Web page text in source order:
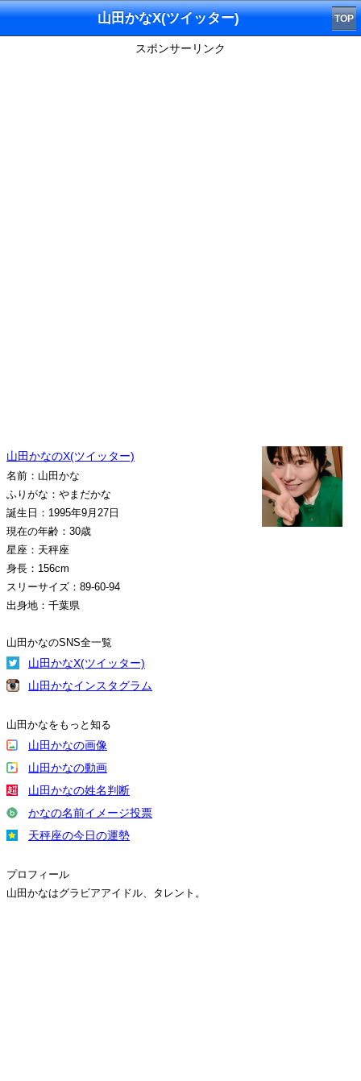
山田かなX(ツイッター) TOP
スポンサーリンク
山田かなのX(ツイッター)
名前：山田かな
ふりがな：やまだかな
誕生日：1995年9月27日
現在の年齢：30歳
星座：天秤座
身長：156cm
スリーサイズ：89-60-94
出身地：千葉県
山田かなのSNS全一覧
山田かなX(ツイッター)
山田かなインスタグラム
山田かなをもっと知る
山田かなの画像
山田かなの動画
山田かなの姓名判断
かなの名前イメージ投票
天秤座の今日の運勢
プロフィール
山田かなはグラビアアイドル、タレント。